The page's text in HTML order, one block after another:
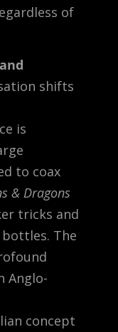
of
shifts
is
to coax
& Dragons
tricks and
The
Anglo-
concept